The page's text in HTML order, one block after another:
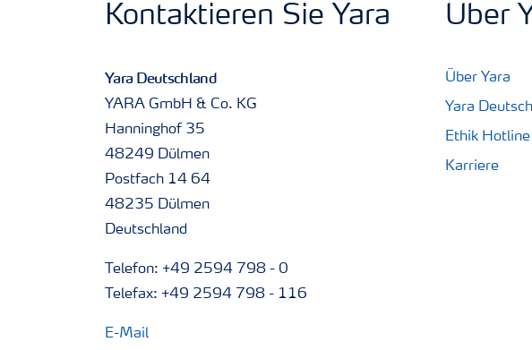
Kontaktieren Sie Yara
Yara Deutschland
YARA GmbH & Co. KG
Hanninghof 35
48249 Dülmen
Postfach 14 64
48235 Dülmen
Deutschland
Telefon: +49 2594 798 - 0
Telefax: +49 2594 798 - 116
E-Mail
Über
Über Yara
Yara
Ethik Hotline
Karriere